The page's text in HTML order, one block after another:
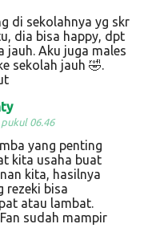
di sekolahnya yg skr
dia bisa happy, dpt
jauh. Aku juga males
sekolah jauh 🤣.
06.46
yang penting
kita usaha buat
kita, hasilnya
rezeki bisa
atau lambat.
sudah mampir